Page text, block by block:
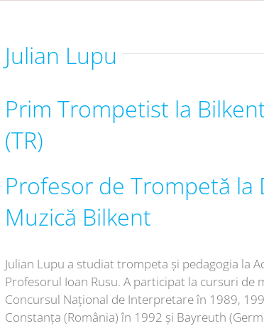
Julian Lupu
Prim Trompetist la
(TR)
Profesor de Trompetă
Muzică Bilkent
Julian Lupu a studiat trompeta și pedagogia la
Profesorul Ioan Rusu. A participat la cursuri de
Concursul Național de Interpretare în 1989,
Constanța (România) în 1992 și Bayreuth